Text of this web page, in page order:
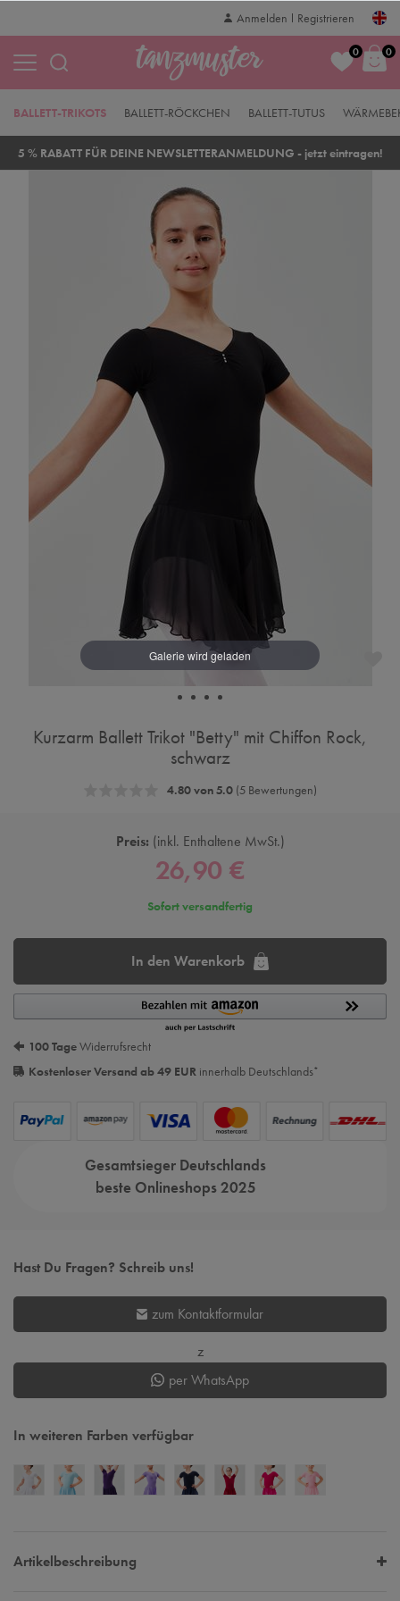
Anmelden Registrieren
0 0
BALLETT-RÖCKCHEN
BALLETT-TRIKOTS BALLETT-TUTUS
5 % RABATT FÜR DEINE NEWSLETTERANMELDUNG - jetzt eintragen!
Kurzarm Ballett Trikot "Betty" mit Chiffon Rock,
schwarz
4.80 von 5.0(5 Bewertungen)
Preis: inkl. Enthaltene MwSt.
26,90 €
Sofort versandfertig
In den Warenkorb
100 TageWiderrufsrecht
Kostenloser Versand ab 49 EUR innerhalb Deutschlands*
Gesamtsieger Deutschlands
beste Onlineshops 2025
Hast Du Fragen? Schreib uns!
zum Kontaktformular
z
per WhatsApp
In weiteren Farben verfügbar
Artikelbeschreibung